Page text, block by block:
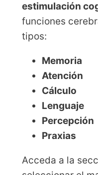
estimulación
funciones
tipos:
Memoria
Atención
Cálculo
Lenguaje
Percepción
Praxias
Acceda a la